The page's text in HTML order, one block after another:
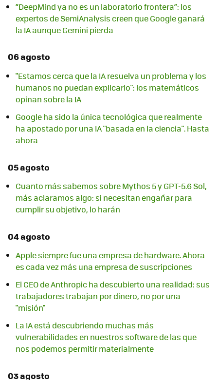
“DeepMind ya no es un laboratorio frontera”: los
expertos de SemiAnalysis creen que Google ganará
la IA aunque Gemini pierda
06 agosto
"Estamos cerca que la IA resuelva un problema y los
humanos no puedan explicarlo": los matemáticos
opinan sobre la IA
Google ha sido la única tecnológica que realmente
ha apostado por una IA "basada en la ciencia". Hasta
ahora
05 agosto
Cuanto más sabemos sobre Mythos 5 y GPT-5.6 Sol,
más aclaramos algo: si necesitan engañar para
cumplir su objetivo, lo harán
04 agosto
Apple siempre fue una empresa de hardware. Ahora
es cada vez más una empresa de suscripciones
El CEO de Anthropic ha descubierto una realidad: sus
trabajadores trabajan por dinero, no por una
"misión"
La IA está descubriendo muchas más
vulnerabilidades en nuestros software de las que
nos podemos permitir materialmente
03 agosto